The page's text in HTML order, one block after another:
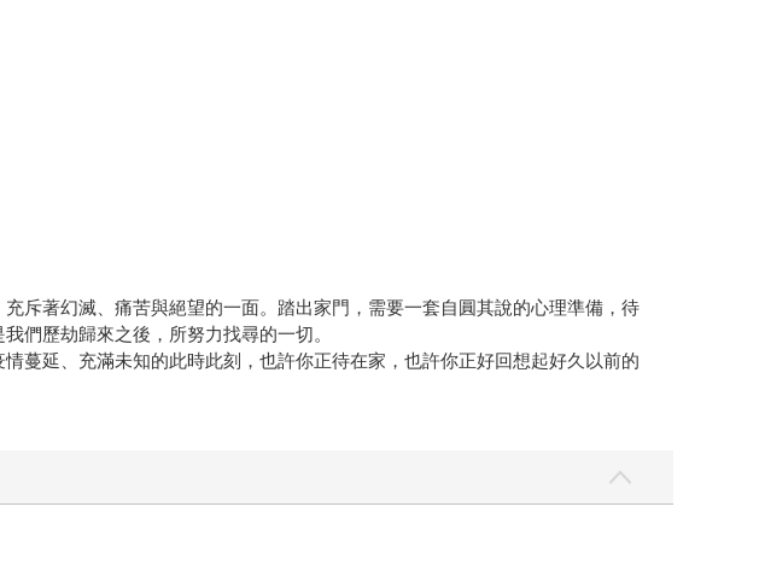
斥著幻滅、痛苦與絕望的一面。踏出家門，需要一套自圓其說的心理準備，待
們歷劫歸來之後，所努力找尋的一切。
蔓延、充滿未知的此時此刻，也許你正待在家，也許你正好回想起好久以前的